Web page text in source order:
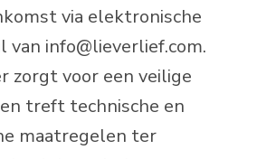
via elektronische
van info@lieverlief.com.
zorgt voor een veilige
treft technische en
maatregelen ter